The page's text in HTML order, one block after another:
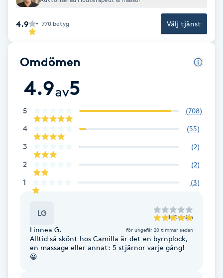
Fransförlängning Megavolym
Fransförlängning Volym
Fransk manikyr
Fransrengöring
Frekvensterapi
Friskvård
Friskvårdsmassage
Funktionsanalys
Färgning
4.9 770 betyg Välj tjänst
Omdömen
4.9av5
5 (708)
4 (55)
3 (2)
2 (2)
1 (3)
LG till Camilla
Linnea G. för ungefär 20 timmar sedan
Alltid så skönt hos Camilla är det en byrnplock,
en massage eller annat: 5 stjärnor varje gång!
😀